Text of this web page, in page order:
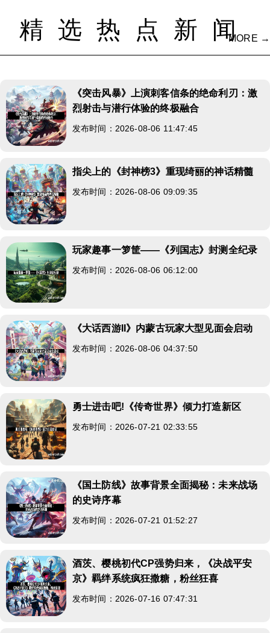
精选热点新闻
MORE →
《突击风暴》上演刺客信条的绝命利刃：激
烈射击与潜行体验的终极融合
发布时间：2026-08-06 11:47:45
指尖上的《封神榜3》重现绮丽的神话精髓
发布时间：2026-08-06 09:09:35
玩家趣事一箩筐——《列国志》封测全纪录
发布时间：2026-08-06 06:12:00
《大话西游II》内蒙古玩家大型见面会启动
发布时间：2026-08-06 04:37:50
勇士进击吧!《传奇世界》倾力打造新区
发布时间：2026-07-21 02:33:55
《国土防线》故事背景全面揭秘：未来战场
的史诗序幕
发布时间：2026-07-21 01:52:27
酒茨、樱桃初代CP强势归来，《决战平安
京》羁绊系统疯狂撒糖，粉丝狂喜
发布时间：2026-07-16 07:47:31